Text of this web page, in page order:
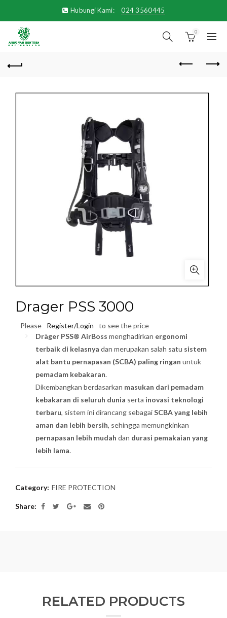
Hubungi Kami: 024 3560445
0
Drager PSS 3000
Please Register/Login
to see the price
Dräger PSS® AirBoss menghadirkan ergonomi
terbaik di kelasnya dan merupakan salah satu sistem
alat bantu pernapasan (SCBA) paling ringan untuk
pemadam kebakaran.
Dikembangkan berdasarkan masukan dari pemadam
kebakaran di seluruh dunia serta inovasi teknologi
terbaru, sistem ini dirancang sebagaiSCBA yang lebih
aman dan lebih bersih, sehingga memungkinkan
pernapasan lebih mudah dan durasi pemakaian yang
lebih lama.
Category: FIRE PROTECTION
Share
RELATED PRODUCTS